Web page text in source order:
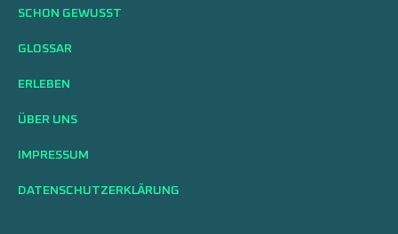
SCHON GEWUSST
GLOSSAR
ERLEBEN
ÜBER UNS
IMPRESSUM
DATENSCHUTZERKLÄRUNG